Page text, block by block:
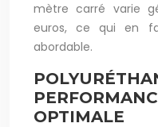
mètre carré varie
euros, ce qui en
abordable.
OPTIMALE